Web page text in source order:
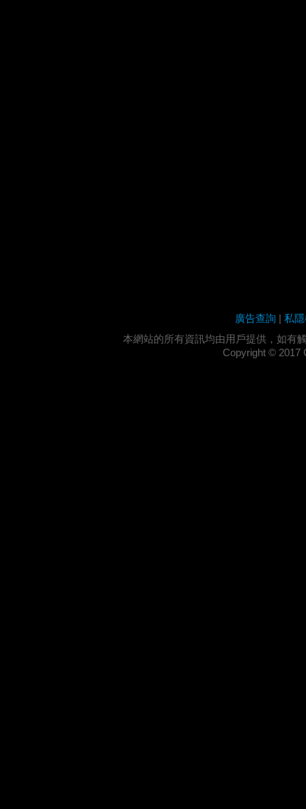
廣告查詢 | 私
本網站的所有資訊均由用戶提供，如有
Copyright © 2017